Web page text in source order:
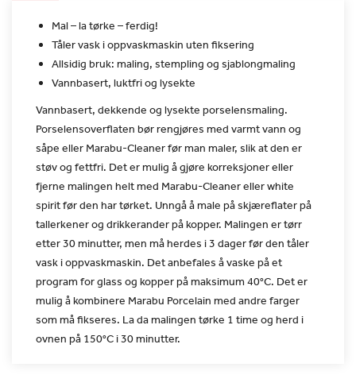
Mal – la tørke – ferdig!
Tåler vask i oppvaskmaskin uten fiksering
Allsidig bruk: maling, stempling og sjablongmaling
Vannbasert, luktfri og lysekte
Vannbasert, dekkende og lysekte porselensmaling.
Porselensoverflaten bør rengjøres med varmt vann og
såpe eller Marabu-Cleaner før man maler, slik at den er
støv og fettfri. Deter mulig å gjøre korreksjoner eller
fjerne malingen helt med Marabu-Cleaner eller white
spirit før den har tørket. Unngå å male på skjæreflater på
tallerkener og drikkerander på kopper. Malingen er tørr
etter 30 minutter, men må herdes i 3 dager før den tåler
vask i oppvaskmaskin. Det anbefales å vaske på et
program for glass og kopper på maksimum 40°C. Det er
mulig å kombinere Marabu Porcelain med andre farger
som må fikseres. La da malingen tørke 1 time og herd i
ovnen på 150°C i 30 minutter.